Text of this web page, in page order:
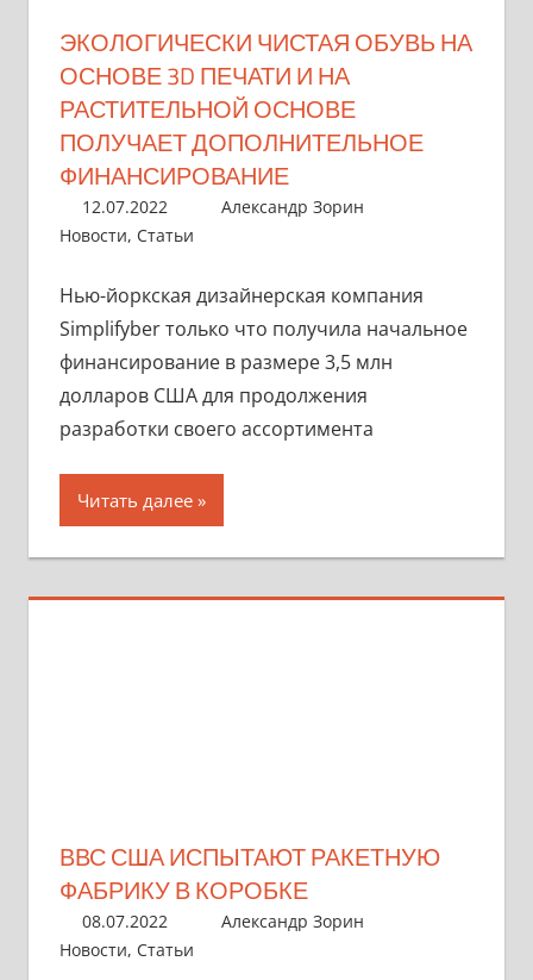
ЭКОЛОГИЧЕСКИ ЧИСТАЯ ОБУВЬ НА
ОСНОВЕ 3D ПЕЧАТИ И НА
РАСТИТЕЛЬНОЙ ОСНОВЕ
ПОЛУЧАЕТ ДОПОЛНИТЕЛЬНОЕ
ФИНАНСИРОВАНИЕ
12.07.2022
Александр Зорин
Новости, Статьи
Нью-йоркская дизайнерская компания
Simplifyber только что получила начальное
финансирование в размере 3,5 млн
долларов США для продолжения
разработки своего ассортимента
Читать далее
ВВС США ИСПЫТАЮТ РАКЕТНУЮ
ФАБРИКУ В КОРОБКЕ
08.07.2022
Александр Зорин
Новости, Статьи